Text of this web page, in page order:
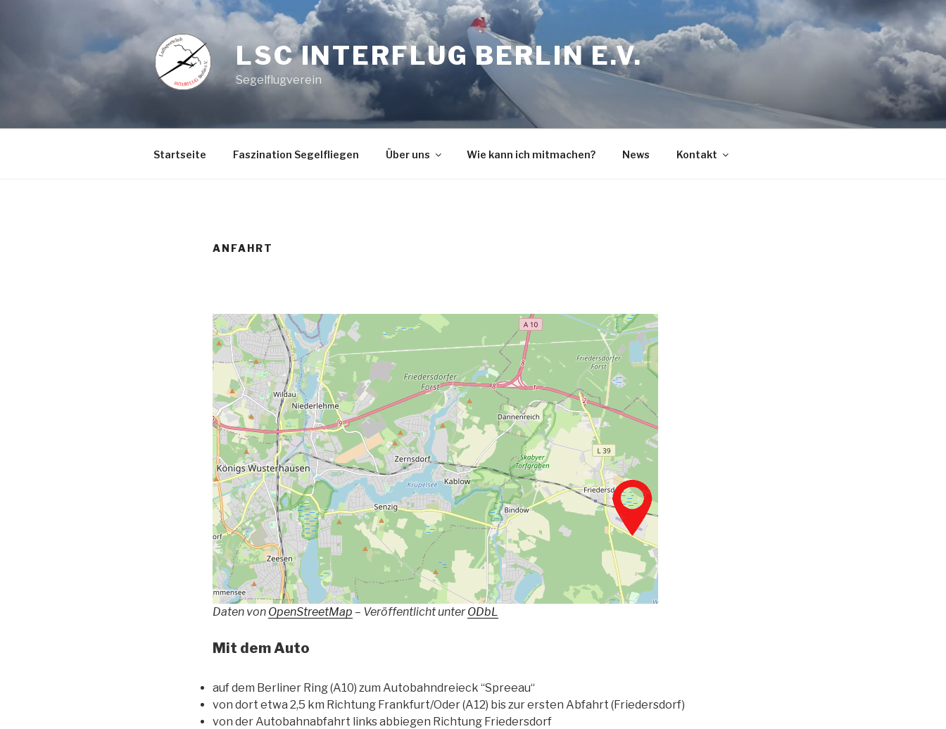
LSC INTERFLUG BERLIN E.V.
Segelflugverein
Startseite Faszination Segelfliegen Über uns Wie kann ich mitmachen? News Kontakt
ANFAHRT
Daten von OpenStreetMap – Veröffentlicht unterODbL
Mit dem Auto
auf dem Berliner Ring (A10) zum Autobahndreieck “Spreeau“
von dort etwa 2,5 km Richtung Frankfurt/Oder (A12) bis zur ersten Abfahrt (Friedersdorf)
von der Autobahnabfahrt links abbiegen Richtung Friedersdorf